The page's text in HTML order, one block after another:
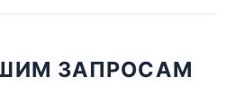
ЗАПРОСАМ